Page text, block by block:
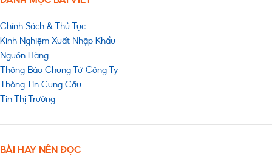
Chính Sách & Thủ Tục
Kinh Nghiệm Xuất Nhập Khẩu
Nguồn Hàng
Thông Báo Chung Từ Công Ty
Thông Tin Cung Cầu
Tin Thị Trường
BÀI HAY NÊN ĐỌC